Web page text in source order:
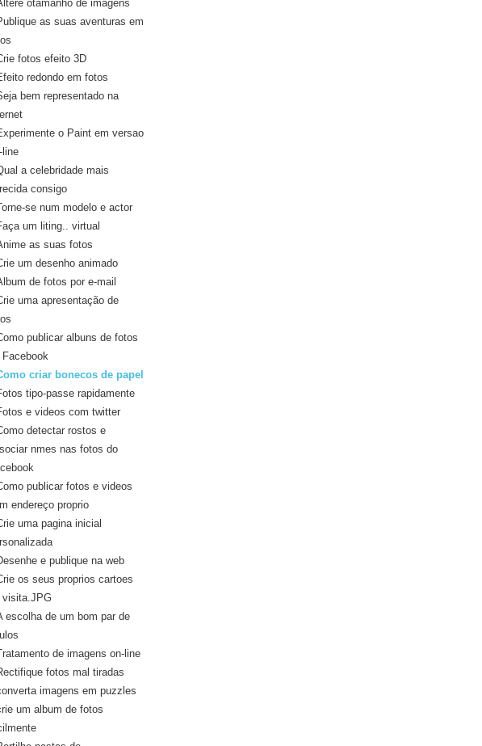
otamanho de imagens
as suas aventuras em
fotos efeito 3D
redondo em fotos
bem representado na
o Paint em versao
line
a celebridade mais
consigo
se num modelo e actor
um liting.. virtual
as suas fotos
um desenho animado
de fotos por e-mail
uma apresentação de
publicar albuns de fotos
Facebook
criar bonecos de papel
tipo-passe rapidamente
e videos com twitter
detectar rostos e
nmes nas fotos do
publicar fotos e videos
endereço proprio
uma pagina inicial
e publique na web
os seus proprios cartoes
visita.JPG
escolha de um bom par de
de imagens on-line
fotos mal tiradas
imagens em puzzles
um album de fotos